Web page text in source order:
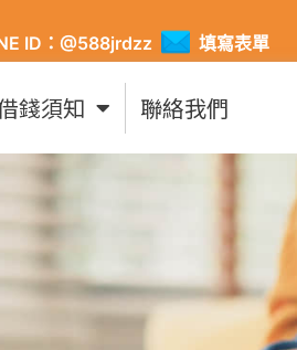
ID：@588jrdzz 填寫表單
錢須知 聯絡我們